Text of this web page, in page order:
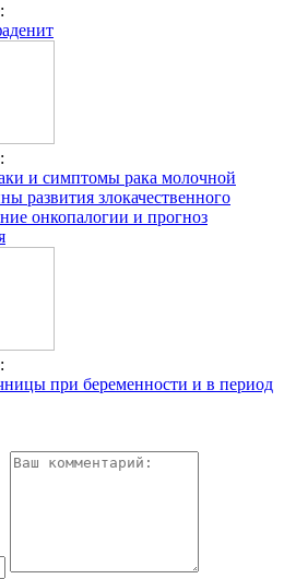
и симптомы рака молочной
развития злокачественного
онкопалогии и прогноз
при беременности и в период